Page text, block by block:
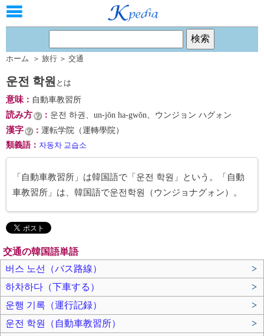
ホーム ＞ 旅行 ＞ 交通
운전 학원 とは
意味： 自動車教習所
読み方 ： 운전 하권、un-jŏn ha-gwŏn、ウンジョン ハグォン
漢字 ： 運転学院（運轉學院）
類義語 ： 자동차 교습소
「自動車教習所」は韓国語で「운전 학원」という。「自動
車教習所」は、韓国語で운전학원（ウンジョナグォン）。
交通の韓国語単語
버스 노선（バス路線）
>
하차하다（下車する）
>
운행 기록（運行記録）
>
운전 학원（自動車教習所）
>